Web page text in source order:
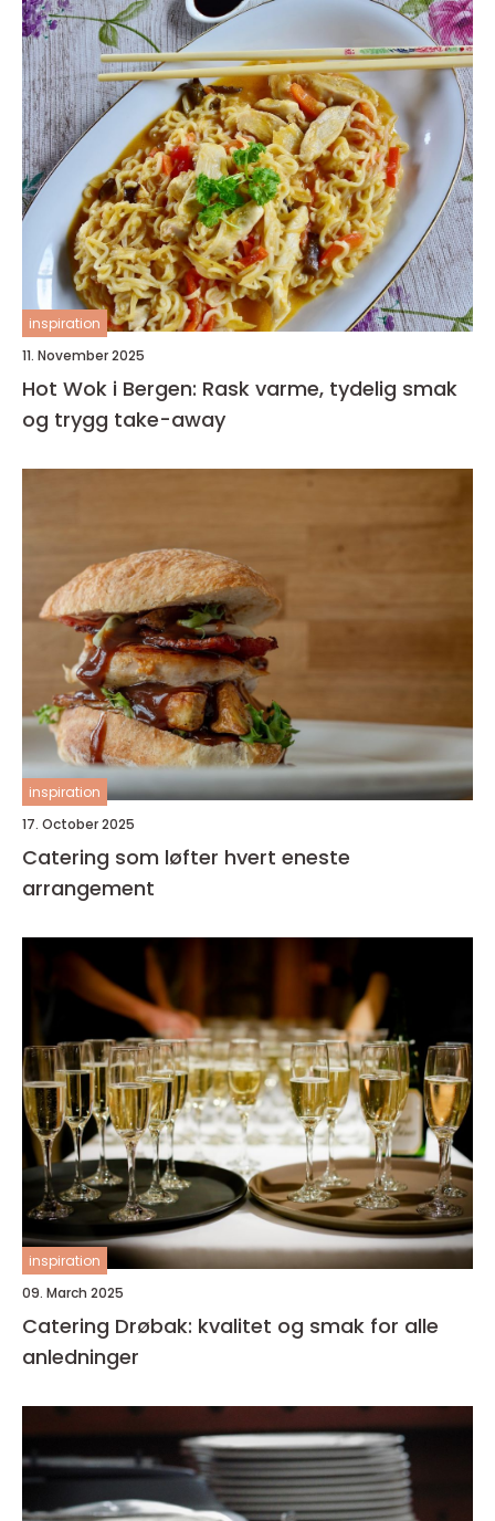
inspiration
11. November 2025
Hot Wok i Bergen: Rask varme, tydelig smak
og trygg take-away
inspiration
17. October 2025
Catering som løfter hvert eneste
arrangement
inspiration
09. March 2025
Catering Drøbak: kvalitet og smak for alle
anledninger